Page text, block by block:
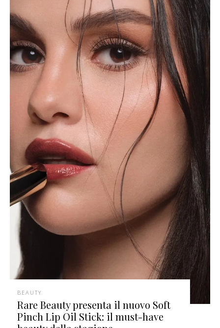
BEAUTY
Rare Beauty presenta il nuovo Soft
Pinch Lip Oil Stick: il must-have